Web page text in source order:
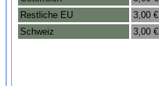
Restliche EU
3,00 €
Schweiz
3,00 €